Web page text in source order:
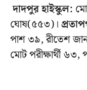
দাদপুর হাইস্কুল:
ঘোষ(৫৫৩)।
পাশ ৩৯, রীতেশ
মোট পরীক্ষার্থী